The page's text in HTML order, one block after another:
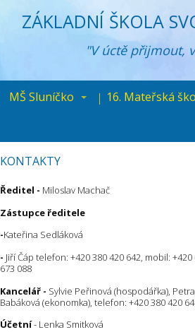
ZÁKLADNÍ ŠKOLA
"V úctě přijmout,
MŠ Sluníčko 16. Mateřská
KONTAKTY
Ředitel - Miloslav Machač
Zástupce ředitele
-Kateřina Sedláková
- Jiří Čáp telefon: +420 380 420 642, mobil: +420
673 088
Kancelář - Sylvie Peřinová (hospodářka), Petra
Babáková (ekonomka), telefon: +420 380 420
Účetní- Lenka Smitková